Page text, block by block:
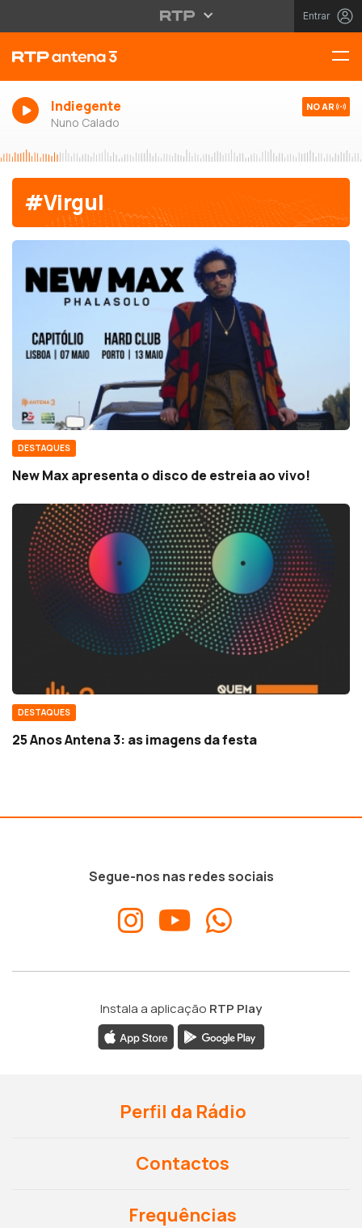
Entrar
Indiegente
Nuno Calado
NO AR
#Virgul
DESTAQUES
New Max apresenta o disco de estreia ao vivo!
DESTAQUES
25 Anos Antena 3: as imagens da festa
Segue-nos nas redes sociais
Instala a aplicação RTP Play
Perfil da Rádio
Contactos
Frequências